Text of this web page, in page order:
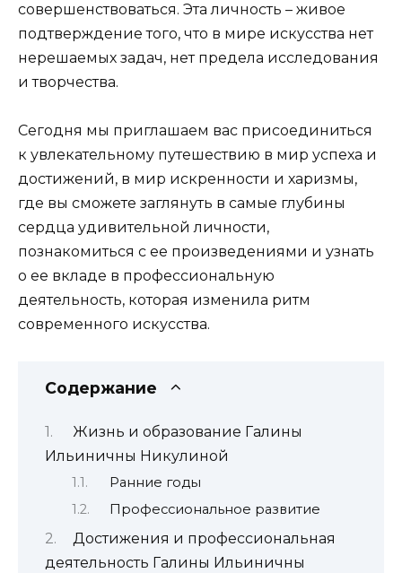
совершенствоваться. Эта личность – живое
подтверждение того, что в мире искусства нет
нерешаемых задач, нет предела исследования
и творчества.
Сегодня мы приглашаем вас присоединиться
к увлекательному путешествию в мир успеха и
достижений, в мир искренности и харизмы,
где вы сможете заглянуть в самые глубины
сердца удивительной личности,
познакомиться с ее произведениями и узнать
о ее вкладе в профессиональную
деятельность, которая изменила ритм
современного искусства.
Содержание
Жизнь и образование Галины
Ильиничны Никулиной
Ранние годы
Профессиональное развитие
Достижения и профессиональная
деятельность Галины Ильиничны